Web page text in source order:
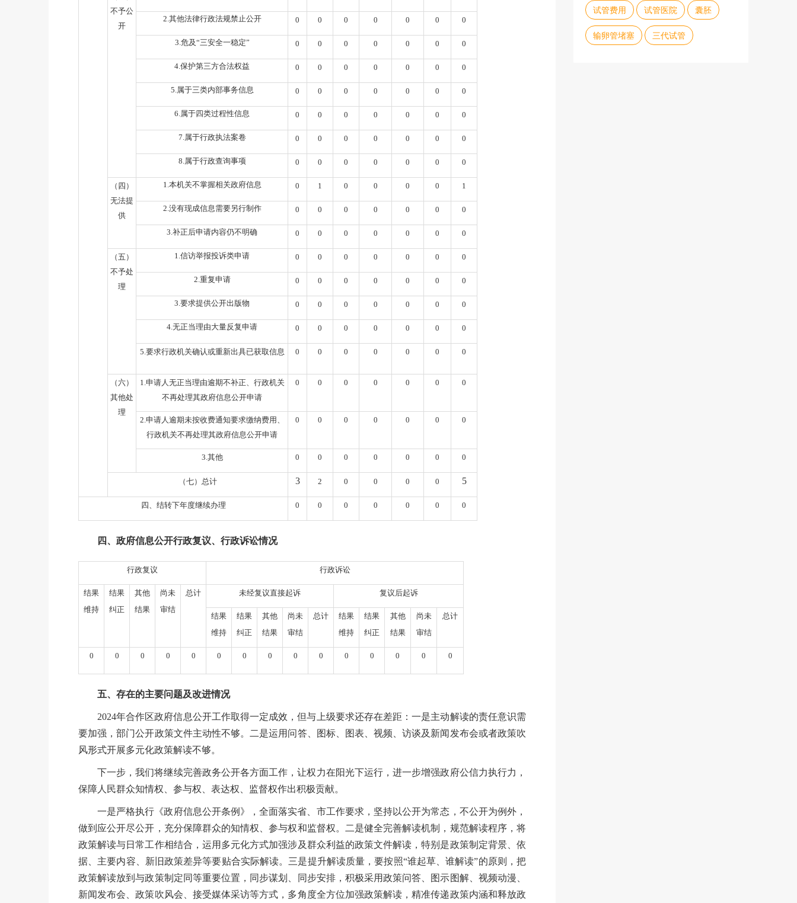
不予公
开
2.其他法律行政法规禁止公开 0 0 0 0 0 0 0
3.危及“三安全一稳定” 0 0 0 0 0 0 0
4.保护第三方合法权益 0 0 0 0 0 0 0
5.属于三类内部事务信息 0 0 0 0 0 0 0
6.属于四类过程性信息 0 0 0 0 0 0 0
7.属于行政执法案卷 0 0 0 0 0 0 0
8.属于行政查询事项 0 0 0 0 0 0 0
（四）
无法提
供
1.本机关不掌握相关政府信息 0 1 0 0 0 0 1
2.没有现成信息需要另行制作 0 0 0 0 0 0 0
3.补正后申请内容仍不明确 0 0 0 0 0 0 0
（五）
不予处
理
1.信访举报投诉类申请 0 0 0 0 0 0 0
2.重复申请 0 0 0 0 0 0 0
3.要求提供公开出版物 0 0 0 0 0 0 0
4.无正当理由大量反复申请 0 0 0 0 0 0 0
5.要求行政机关确认或重新出具已获取信息 0 0 0 0 0 0 0
（六）
其他处
理
1.申请人无正当理由逾期不补正、行政机关
不再处理其政府信息公开申请
0 0 0 0 0 0 0
2.申请人逾期未按收费通知要求缴纳费用、
行政机关不再处理其政府信息公开申请
0 0 0 0 0 0 0
3.其他 0 0 0 0 0 0 0
（七）总计 3 2 0 0 0 0 5
四、结转下年度继续办理 0 0 0 0 0 0 0
四、政府信息公开行政复议、行政诉讼情况
行政复议 行政诉讼
结果
维持
结果
纠正
其他
结果
尚未
审结
总计 未经复议直接起诉 复议后起诉
结果
维持
结果
纠正
其他
结果
尚未
审结
总计
结果
维持
结果
纠正
其他
结果
尚未
审结
总计
0 0 0 0 0 0 0 0 0 0 0 0 0 0 0
五、存在的主要问题及改进情况
2024年合作区政府信息公开工作取得一定成效，但与上级要求还存在差距：一是主动解读的责任意识需
要加强，部门公开政策文件主动性不够。二是运用问答、图标、图表、视频、访谈及新闻发布会或者政策吹
风形式开展多元化政策解读不够。
下一步，我们将继续完善政务公开各方面工作，让权力在阳光下运行，进一步增强政府公信力执行力，
保障人民群众知情权、参与权、表达权、监督权作出积极贡献。
一是严格执行《政府信息公开条例》，全面落实省、市工作要求，坚持以公开为常态，不公开为例外，
做到应公开尽公开，充分保障群众的知情权、参与权和监督权。二是健全完善解读机制，规范解读程序，将
政策解读与日常工作相结合，运用多元化方式加强涉及群众利益的政策文件解读，特别是政策制定背景、依
据、主要内容、新旧政策差异等要贴合实际解读。三是提升解读质量，要按照“谁起草、谁解读”的原则，把
政策解读放到与政策制定同等重要位置，同步谋划、同步安排，积极采用政策问答、图示图解、视频动漫、
新闻发布会、政策吹风会、接受媒体采访等方式，多角度全方位加强政策解读，精准传递政策内涵和释放政
试管费用 试管医院 囊胚
输卵管堵塞 三代试管